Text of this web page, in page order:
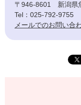
〒946-8601
新潟県
Tel：025-792-9755
メールでのお問い合